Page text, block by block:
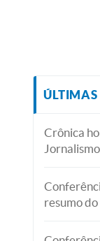
Crônica
resumo